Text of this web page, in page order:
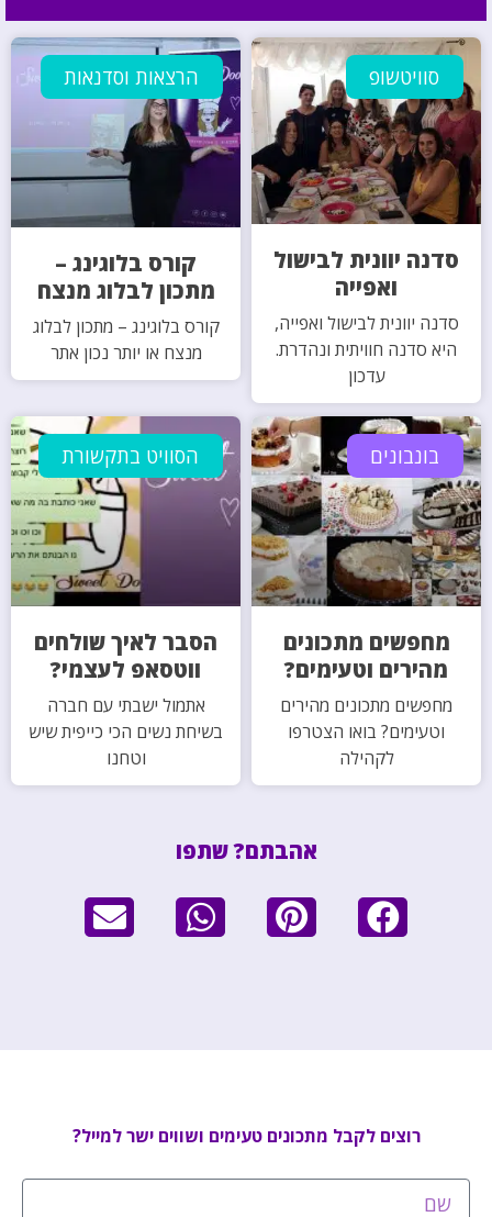
סוויטשופ
סדנה יוונית לבישול
ואפייה
סדנה יוונית לבישול ואפייה,
היא סדנה חוויתית ונהדרת.
עדכון
הרצאות וסדנאות
קורס בלוגינג –
מתכון לבלוג מנצח
קורס בלוגינג – מתכון לבלוג
מנצח או יותר נכון אתר
בונבונים
מחפשים מתכונים
מהירים וטעימים?
מחפשים מתכונים מהירים
וטעימים? בואו הצטרפו
לקהילה
הסוויט בתקשורת
הסבר לאיך שולחים
ווטסאפ לעצמי?
אתמול ישבתי עם חברה
בשיחת נשים הכי כייפית שיש
וטחנו
אהבתם? שתפו
רוצים לקבל מתכונים טעימים ושווים ישר למייל?